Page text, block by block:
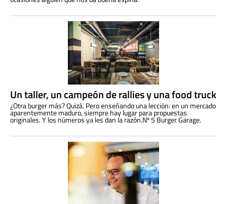
Un taller, un campeón de rallies y una food truck
¿Otra burger más? Quizá. Pero enseñando una lección: en un mercado
aparentemente maduro, siempre hay lugar para propuestas
originales. Y los números ya les dan la razón.Nº 5 Burger Garage.